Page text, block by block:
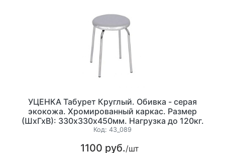
УЦЕНКА Табурет Круглый. Обивка - серая
экокожа. Хромированный каркас. Размер
(ШхГхВ): 330х330х450мм. Нагрузка до 120кг.
Код: 43_089
1100 руб./шт